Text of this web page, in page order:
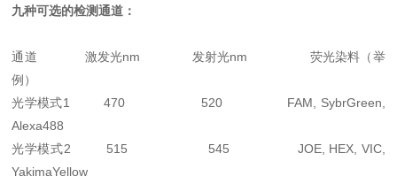
九种可选的检测通道：
通道 激发光nm 发射光nm 荧光染料（举
例）
光学模式1 470 520 FAM, SybrGreen,
Alexa488
光学模式2 515 545 JOE, HEX, VIC,
YakimaYellow